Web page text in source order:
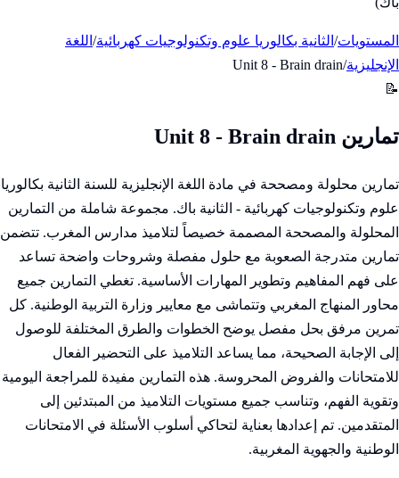
المستويات/ الثانية بكالوريا علوم وتكنولوجيات كهربائية/ اللغة
الإنجليزية/
Unit 8 - Brain drain
📝
تمارين Unit 8 - Brain drain
تمارين محلولة ومصححة في مادة اللغة الإنجليزية للسنة الثانية بكالوريا
علوم وتكنولوجيات كهربائية - الثانية باك. مجموعة شاملة من التمارين
المحلولة والمصححة المصممة خصيصاً لتلاميذ مدارس المغرب. تتضمن
تمارين متدرجة الصعوبة مع حلول مفصلة وشروحات واضحة تساعد
على فهم المفاهيم وتطوير المهارات الأساسية. تغطي التمارين جميع
محاور المنهاج المغربي وتتماشى مع معايير وزارة التربية الوطنية. كل
تمرين مرفق بحل مفصل يوضح الخطوات والطرق المختلفة للوصول
إلى الإجابة الصحيحة، مما يساعد التلاميذ على التحضير الفعال
للامتحانات والفروض المحروسة. هذه التمارين مفيدة للمراجعة اليومية
وتقوية الفهم، وتناسب جميع مستويات التلاميذ من المبتدئين إلى
المتقدمين. تم إعدادها بعناية لتحاكي أسلوب الأسئلة في الامتحانات
الوطنية والجهوية المغربية.